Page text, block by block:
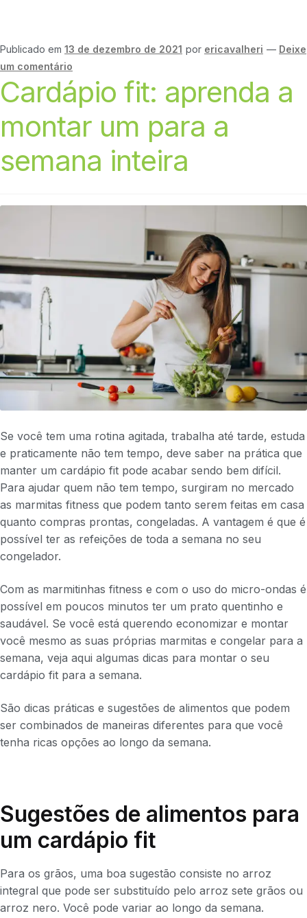
Publicado em 13 de dezembro de 2021 por ericavalheri — Deixe
um comentário
Cardápio fit: aprenda a
montar um para a
semana inteira
Se você tem uma rotina agitada, trabalha até tarde, estuda
e praticamente não tem tempo, deve saber na prática que
manter um cardápio fit pode acabar sendo bem difícil.
Para ajudar quem não tem tempo, surgiram no mercado
as marmitas fitness que podem tanto serem feitas em casa
quanto compras prontas, congeladas. A vantagem é que é
possível ter as refeições de toda a semana no seu
congelador.
Com as marmitinhas fitness e com o uso do micro-ondas é
possível em poucos minutos ter um prato quentinho e
saudável. Se você está querendo economizar e montar
você mesmo as suas próprias marmitas e congelar para a
semana, veja aqui algumas dicas para montar o seu
cardápio fit para a semana.
São dicas práticas e sugestões de alimentos que podem
ser combinados de maneiras diferentes para que você
tenha ricas opções ao longo da semana.
Sugestões de alimentos para
um cardápio fit
Para os grãos, uma boa sugestão consiste no arroz
integral que pode ser substituído pelo arroz sete grãos ou
arroz nero. Você pode variar ao longo da semana.